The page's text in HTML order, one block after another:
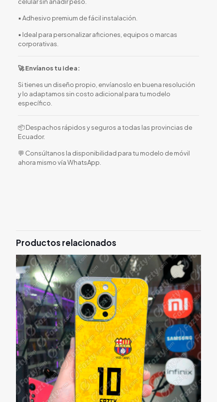
▪️ Adhesivo premium de fácil instalación.
▪️ Ideal para personalizar aficiones, equipos o marcas
corporativas.
🚀 Envíanos tu idea:
Si tienes un diseño propio, envíanoslo en buena resolución
y lo adaptamos sin costo adicional para tu modelo
específico.
📦 Despachos rápidos y seguros a todas las provincias de
Ecuador.
💬 Consúltanos la disponibilidad para tu modelo de móvil
ahora mismo vía WhatsApp.
Productos relacionados